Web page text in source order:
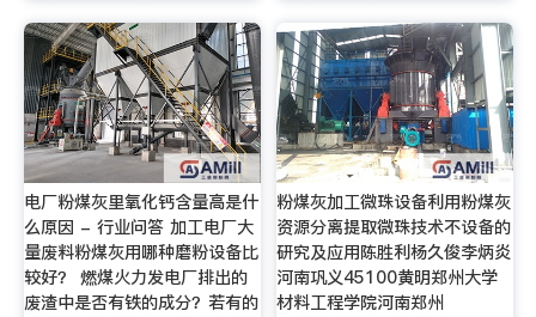
电厂粉煤灰里氧化钙含量高是什
么原因 - 行业问答 加工电厂大
量废料粉煤灰用哪种磨粉设备比
较好？ 燃煤火力发电厂排出的
废渣中是否有铁的成分？若有的
粉煤灰加工微珠设备利用粉煤灰
资源分离提取微珠技术不设备的
研究及应用陈胜利杨久俊李炳炎
河南巩义45100黄明郑州大学
材料工程学院河南郑州